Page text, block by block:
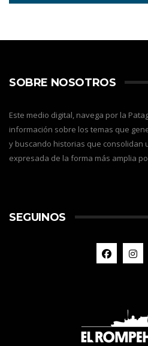
SOBRE NOSOTROS
Este medio digital, navega por la
información sobre los temas que
y buscando historias que consolidan
expresada de la forma más amplia
SEGUINOS